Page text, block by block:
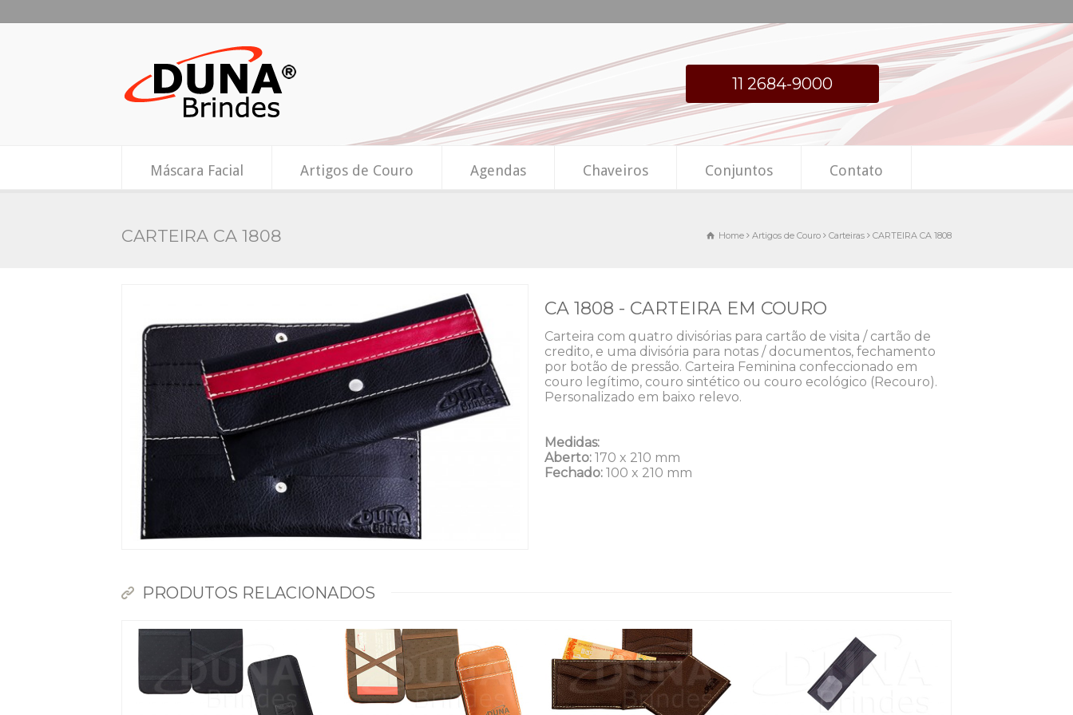
11 2684-9000
Máscara Facial Artigos de Couro Agendas Chaveiros Conjuntos Contato
CARTEIRA CA 1808 Home Artigos de Couro Carteiras CARTEIRA CA 1808
CA 1808 - CARTEIRA EM COURO
Carteira com quatro divisórias para cartão de visita / cartão de
credito, e uma divisória para notas / documentos, fechamento
por botão de pressão. Carteira Feminina confeccionado em
couro legítimo, couro sintético ou couro ecológico (Recouro).
Personalizado em baixo relevo.
Medidas:
Aberto: 170 x 210 mm
Fechado: 100 x 210 mm
PRODUTOS RELACIONADOS